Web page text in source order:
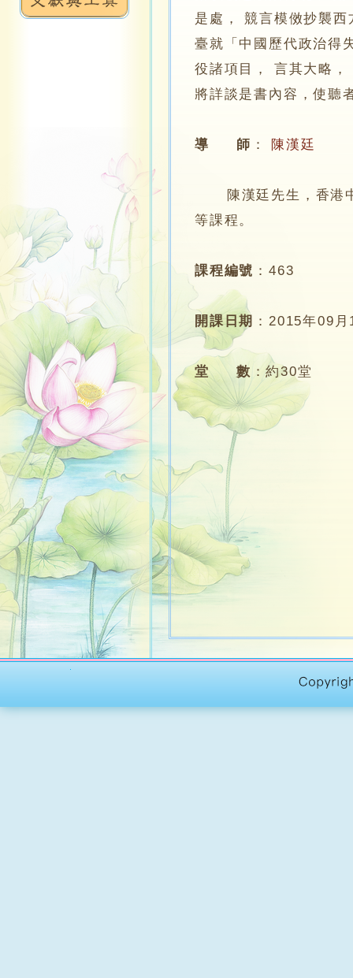
是處， 競言模傚抄襲
臺就「中國歷代政治得
役諸項目， 言其大略
將詳談是書內容，使聽
導 師 ： 陳漢廷
陳漢廷先生，香港中
等課程。
課程編號 ：463
開課日期 ：2015年09月
堂 數 ：約30堂